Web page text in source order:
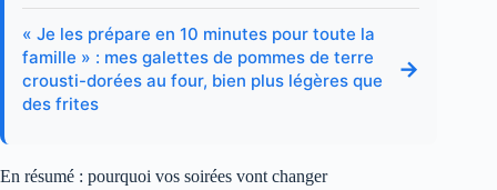
« Je les prépare en 10 minutes pour toute la
famille » : mes galettes de pommes de terre
crousti-dorées au four, bien plus légères que
des frites
→
En résumé : pourquoi vos soirées vont changer